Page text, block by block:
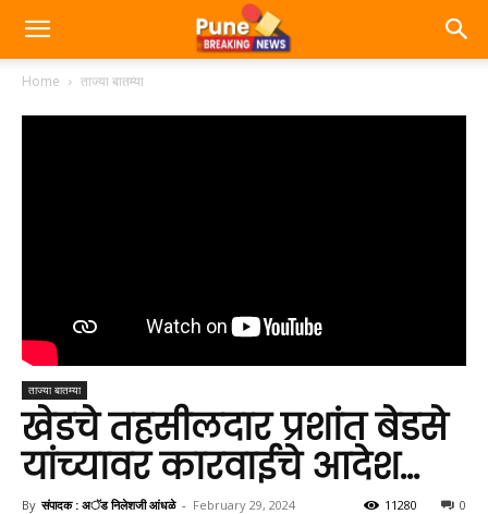
Home ताज्या बातम्या
ताज्या बातम्या
खेडचे तहसीलदार प्रशांत बेडसे
यांच्यावर कारवाईचे आदेश…
By संपादक : अॅड निलेशजी आंधळे - February 29, 2024 0
11280